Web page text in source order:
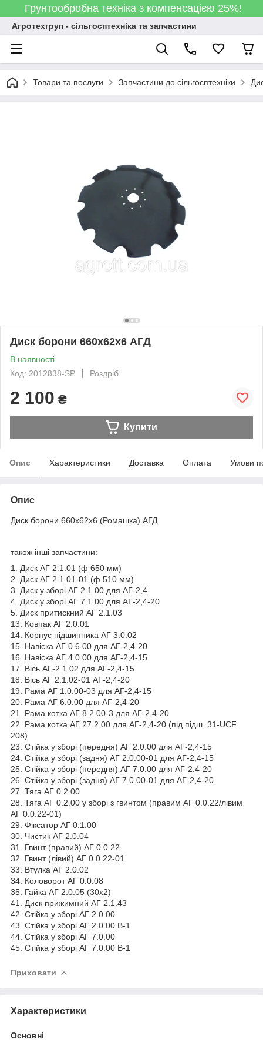
Грунтообробна техніка з компенсацією 25%!
Агротехгруп - сільгосптехніка та запчастини
Товари та послуги Запчастини до сільгосптехніки
Диск борони 660х62х6 АГД
В наявності
Код: 2012838-SP
Роздріб
2 100 ₴
Купити
Опис Характеристики Доставка Оплата Умови
Опис
Диск борони 660х62х6 (Ромашка) АГД
також інші запчастини:
1. Диск АГ 2.1.01 (ф 650 мм)
2. Диск АГ 2.1.01-01 (ф 510 мм)
3. Диск у зборі АГ 2.1.00 для АГ-2,4
4. Диск у зборі АГ 7.1.00 для АГ-2,4-20
5. Диск притискний АГ 2.1.03
13. Ковпак АГ 2.0.01
14. Корпус підшипника АГ 3.0.02
15. Навіска АГ 0.6.00 для АГ-2,4-20
16. Навіска АГ 4.0.00 для АГ-2,4-15
17. Вісь АГ-2.1.02 для АГ-2,4-15
18. Вісь АГ 2.1.02-01 АГ-2,4-20
19. Рама АГ 1.0.00-03 для АГ-2,4-15
20. Рама АГ 6.0.00 для АГ-2,4-20
21. Рама котка АГ 8.2.00-3 для АГ-2,4-20
22. Рама котка АГ 27.2.00 для АГ-2,4-20 (під підш. 31-UCF
208)
23. Стійка у зборі (передня) АГ 2.0.00 для АГ-2,4-15
24. Стійка у зборі (задня) АГ 2.0.00-01 для АГ-2,4-15
25. Стійка у зборі (передня) АГ 7.0.00 для АГ-2,4-20
26. Стійка у зборі (задня) АГ 7.0.00-01 для АГ-2,4-20
27. Тяга АГ 0.2.00
28. Тяга АГ 0.2.00 у зборі з гвинтом (правим АГ 0.0.22/лівим
АГ 0.0.22-01)
29. Фіксатор АГ 0.1.00
30. Чистик АГ 2.0.04
31. Гвинт (правий) АГ 0.0.22
32. Гвинт (лівий) АГ 0.0.22-01
33. Втулка АГ 2.0.02
34. Коловорот АГ 0.0.08
35. Гайка АГ 2.0.05 (30х2)
41. Диск прижимний АГ 2.1.43
42. Стійка у зборі АГ 2.0.00
43. Стійка у зборі АГ 2.0.00 В-1
44. Стійка у зборі АГ 7.0.00
45. Стійка у зборі АГ 7.0.00 В-1
Приховати
Характеристики
Основні